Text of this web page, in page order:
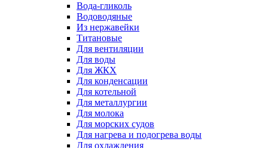
Вода-гликоль
Водоводяные
Из нержавейки
Титановые
Для вентиляции
Для воды
Для ЖКХ
Для конденсации
Для котельной
Для металлургии
Для молока
Для морских судов
Для нагрева и подогрева воды
Для охлаждения